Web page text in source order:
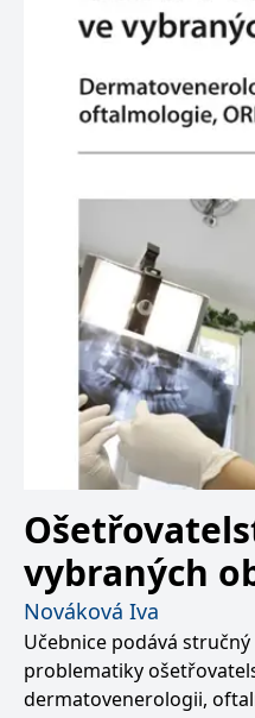
vybraných
Nováková Iva
Učebnice podává
problematiky
dermatovenerologii,